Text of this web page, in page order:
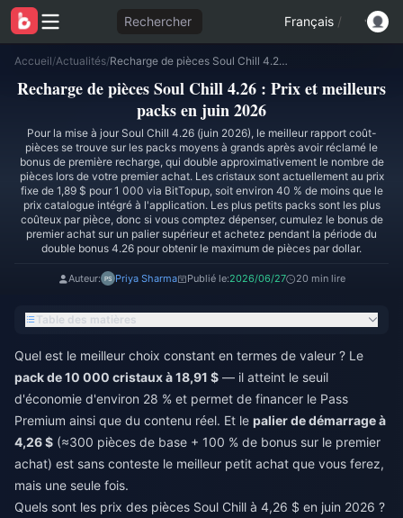
Rechercher Français /
Accueil/Actualités/ Recharge de pièces Soul Chill 4.26 : Prix et meilleurs packs en juin 2026
Recharge de pièces Soul Chill 4.26 : Prix et meilleurs
packs en juin 2026
Pour la mise à jour Soul Chill 4.26 (juin 2026), le meilleur rapport coût-
pièces se trouve sur les packs moyens à grands après avoir réclamé le
bonus de première recharge, qui double approximativement le nombre de
pièces lors de votre premier achat. Les cristaux sont actuellement au prix
fixe de 1,89 $ pour 1 000 via BitTopup, soit environ 40 % de moins que le
prix catalogue intégré à l'application. Les plus petits packs sont les plus
coûteux par pièce, donc si vous comptez dépenser, cumulez le bonus de
premier achat sur un palier supérieur et achetez pendant la période du
double bonus 4.26 pour obtenir le maximum de pièces par dollar.
Auteur: Priya Sharma Publié le:2026/06/27 20 min lire
Table des matières
Quel est le meilleur choix constant en termes de valeur ? Le
pack de 10 000 cristaux à 18,91 $ — il atteint le seuil
d'économie d'environ 28 % et permet de financer le Pass
Premium ainsi que du contenu réel. Et le palier de démarrage à
4,26 $ (≈300 pièces de base + 100 % de bonus sur le premier
achat) est sans conteste le meilleur petit achat que vous ferez,
mais une seule fois.
Quels sont les prix des pièces Soul Chill à 4,26 $ en juin 2026 ?